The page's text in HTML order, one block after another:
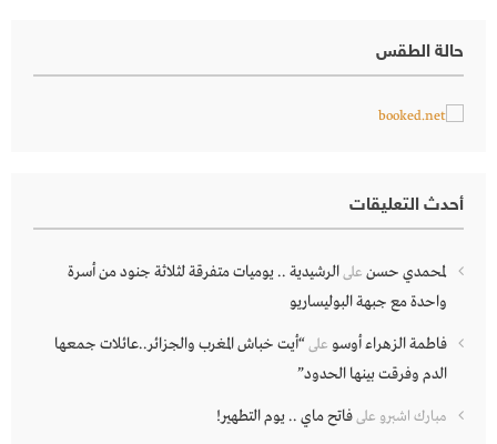
حالة الطقس
أحدث التعليقات
لمحمدي حسن علىالرشيدية .. يوميات متفرقة لثلاثة جنود من أسرة
واحدة مع جبهة البوليساريو
فاطمة الزهراء أوسو على“أيت خباش المغرب والجزائر..عائلات جمعها
الدم وفرقت بينها الحدود”
مبارك اشبرو علىفاتح ماي .. يوم التطهير!